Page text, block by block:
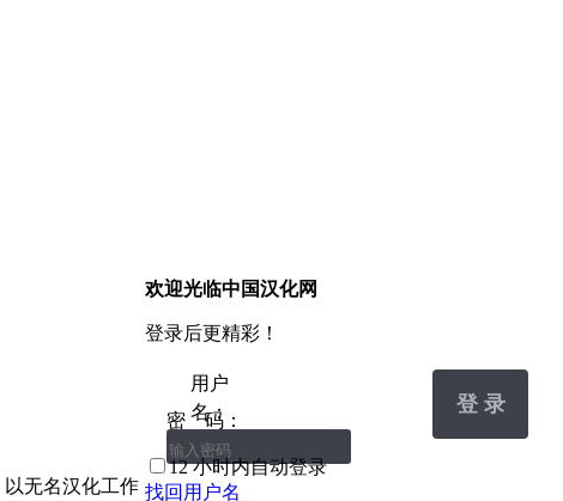
无名汉化工作
欢迎光临中国汉化网
登录后更精彩！
用户
名：
登 录
密 码：
12 小时内自动登录
找回用户名